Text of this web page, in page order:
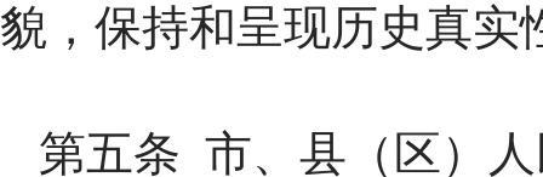
貌，保持和呈现历史真实
第五条 市、县（区）